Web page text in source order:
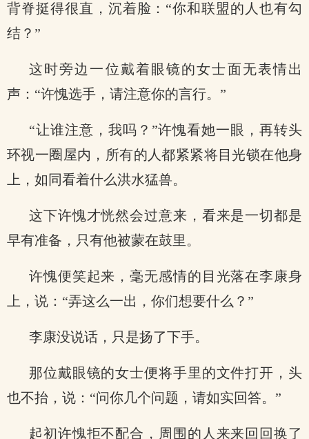
背脊挺得很直，沉着脸：“你和联盟的人也有勾
结？”
这时旁边一位戴着眼镜的女士面无表情出
声：“许愧选手，请注意你的言行。”
“让谁注意，我吗？”许愧看她一眼，再转头
环视一圈屋内，所有的人都紧紧将目光锁在他身
上，如同看着什么洪水猛兽。
这下许愧才恍然会过意来，看来是一切都是
早有准备，只有他被蒙在鼓里。
许愧便笑起来，毫无感情的目光落在李康身
上，说：“弄这么一出，你们想要什么？”
李康没说话，只是扬了下手。
那位戴眼镜的女士便将手里的文件打开，头
也不抬，说：“问你几个问题，请如实回答。”
起初许愧拒不配合，周围的人来来回回换了